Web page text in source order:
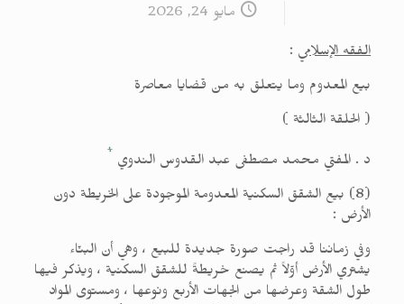
مايو 24, 2026
الفقه الإسلامي :
بيع المعدوم وما يتعلق به من قضايا معاصرة
( الحلقة الثالثة )
د . المفتي محمد مصطفى عبد القدوس الندوي *
(8) بيع الشقق السكنية المعدومة الموجودة على الخريطة دون
الأرض :
وفي زماننا قد راجت صورة جديدة للبيع ، وهي أن البنّاء
يشتري الأرض أوّلاً ثم يصنع خريطةً للشقق السكنية ، ويذكر فيها
طول الشقة وعرضها من الجهات الأربع ونوعها ، ومستوى المواد